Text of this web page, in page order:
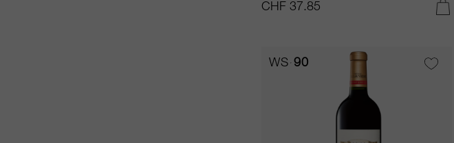
CHF 37.85
WS 90